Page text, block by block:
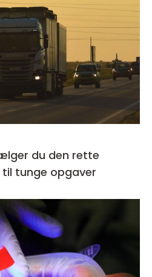
du den rette
tunge opgaver